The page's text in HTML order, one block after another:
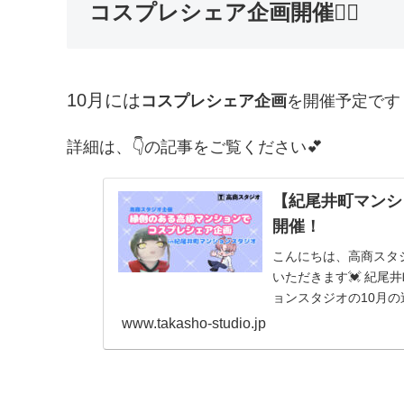
コスプレシェア企画開催🧚‍♀️
10月には コスプレシェア企画を開催予定で
詳細は、👇の記事をご覧ください💕
【紀尾井町マン
開催！
こんにちは、高商スタジオです🍀 今日は高商スタジ
いただきます💓 紀尾井町コ
ョンスタジオの10月
www.takasho-studio.jp